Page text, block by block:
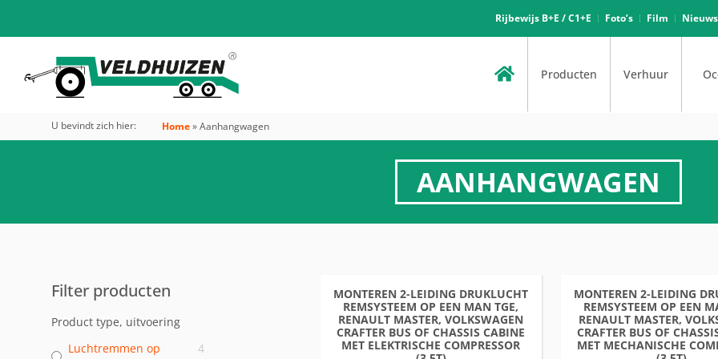
Rijbewijs B+E / C1+E Foto’s Film Nieuws
Producten Verhuur
U bevindt zich hier: Home»Aanhangwagen
AANHANGWAGEN
Filter producten
Product type, uitvoering
Luchtremmen op
4
MONTEREN 2-LEIDING DRUKLUCHT
REMSYSTEEM OP EEN MAN TGE,
RENAULT MASTER, VOLKSWAGEN
CRAFTER BUS OF CHASSIS CABINE
MET ELEKTRISCHE COMPRESSOR
MONTEREN 2-LEIDING
REMSYSTEEM OP EEN
RENAULT MASTER,
CRAFTER BUS OF
MET MECHANISCHE